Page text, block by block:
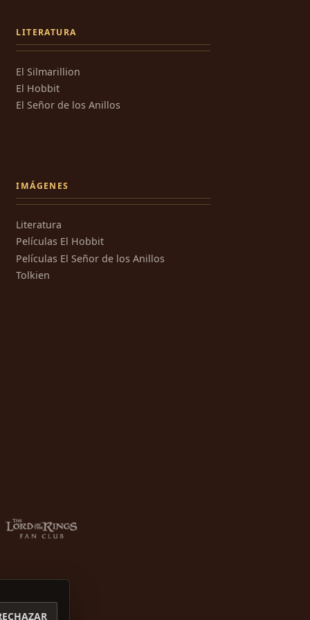
LITERATURA
El Silmarillion
El Hobbit
El Señor de los Anillos
IMÁGENES
Literatura
Películas El Hobbit
Películas El Señor de los Anillos
Tolkien